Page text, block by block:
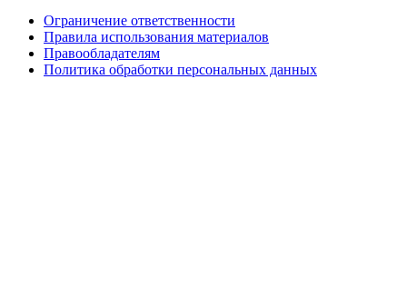
Ограничение ответственности
Правила использования материалов
Правообладателям
Политика обработки персональных данных